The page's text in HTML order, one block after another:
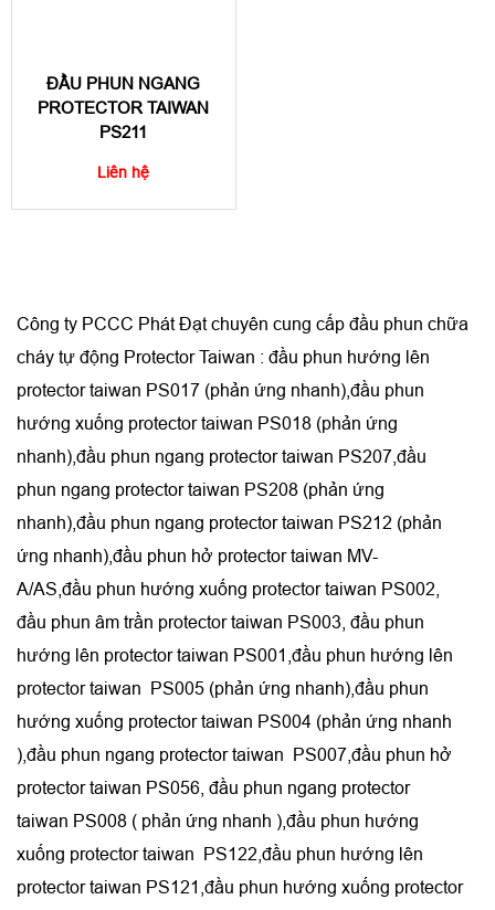
ĐẦU PHUN NGANG
PROTECTOR TAIWAN
PS211
Liên hệ
Công ty PCCC Phát Đạt chuyên cung cấp đầu phun chữa
cháy tự động Protector Taiwan : đầu phun hướng lên
protector taiwan PS017 (phản ứng nhanh),đầu phun
hướng xuống protector taiwan PS018 (phản ứng
nhanh),đầu phun ngang protector taiwan PS207,đầu
phun ngang protector taiwan PS208 (phản ứng
nhanh),đầu phun ngang protector taiwan PS212 (phản
ứng nhanh),đầu phun hở protector taiwan MV-
A/AS,đầu phun hướng xuống protector taiwan PS002,
đầu phun âm trần protector taiwan PS003, đầu phun
hướng lên protector taiwan PS001,đầu phun hướng lên
protector taiwan PS005 (phản ứng nhanh),đầu phun
hướng xuống protector taiwan PS004 (phản ứng nhanh
),đầu phun ngang protector taiwan PS007,đầu phun hở
protector taiwan PS056, đầu phun ngang protector
taiwan PS008 ( phản ứng nhanh ),đầu phun hướng
xuống protector taiwan PS122,đầu phun hướng lên
protector taiwan PS121,đầu phun hướng xuống protector